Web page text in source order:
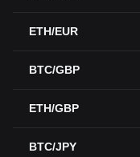
ETH/EUR
BTC/GBP
ETH/GBP
BTC/JPY